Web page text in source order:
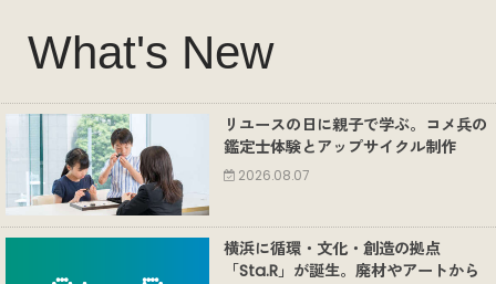
What's New
リユースの日に親子で学ぶ。コメ兵の
鑑定士体験とアップサイクル制作
2026.08.07
横浜に循環・文化・創造の拠点
「Sta.R」が誕生。廃材やアートから